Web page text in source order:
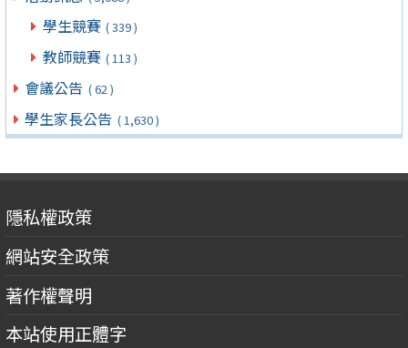
學生競賽 ( 339 )
教師競賽 ( 113 )
會議公告 ( 62 )
學生家長公告 ( 1,630 )
隱私權政策
網站安全政策
著作權聲明
本站使用正體字